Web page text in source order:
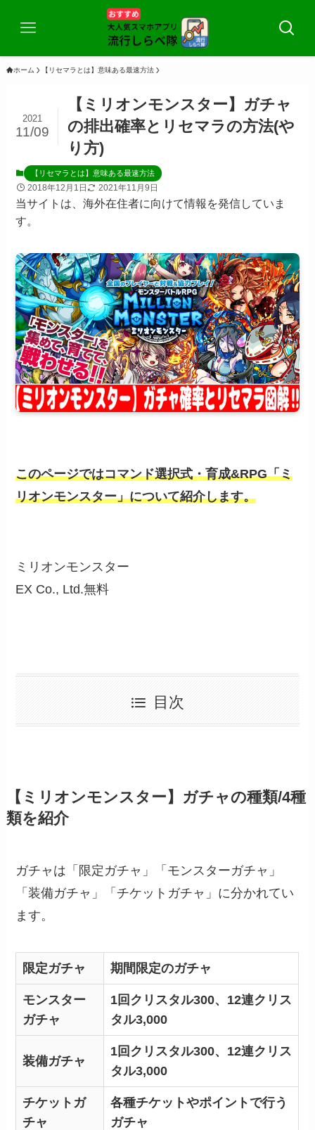
ホーム 【リセマラとは】意味ある最速方法
【ミリオンモンスター】ガチャ
の排出確率とリセマラの方法(や
り方)
2021
11/09
【リセマラとは】意味ある最速方法
2018年12月1日 2021年11月9日
当サイトは、海外在住者に向けて情報を発信していま
す。
このページではコマンド選択式・育成&RPG「ミ
リオンモンスター」について紹介します。
ミリオンモンスター
EX Co., Ltd.無料
目次
【ミリオンモンスター】ガチャの種類/4種
類を紹介
ガチャは「限定ガチャ」「モンスターガチャ」
「装備ガチャ」「チケットガチャ」に分かれてい
ます。
限定ガチャ 期間限定のガチャ
モンスター
ガチャ
1回クリスタル300、12連クリス
タル3,000
装備ガチャ
1回クリスタル300、12連クリス
タル3,000
チケットガ
チャ
各種チケットやポイントで行う
ガチャ